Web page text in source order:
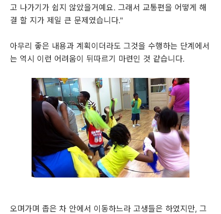
고 나가기가 쉽지 않았을거예요. 그래서 교통편을 어떻게 해
결 할 지가 제일 큰 문제였습니다."
아무리 좋은 내용과 계획이더라도 그것을 수행하는 단계에서
는 역시 이런 어려움이 뒤따르기 마련인 것 같습니다.
오며가며 좁은 차 안에서 이동하느라 고생들은 하였지만, 그